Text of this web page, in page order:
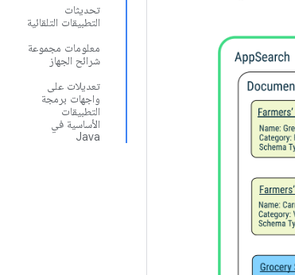
تحديثات
التطبيقات التلقائية
معلومات مجموعة
شرائح الجهاز
تعديلات على
واجهات برمجة
التطبيقات
الأساسية في
Java